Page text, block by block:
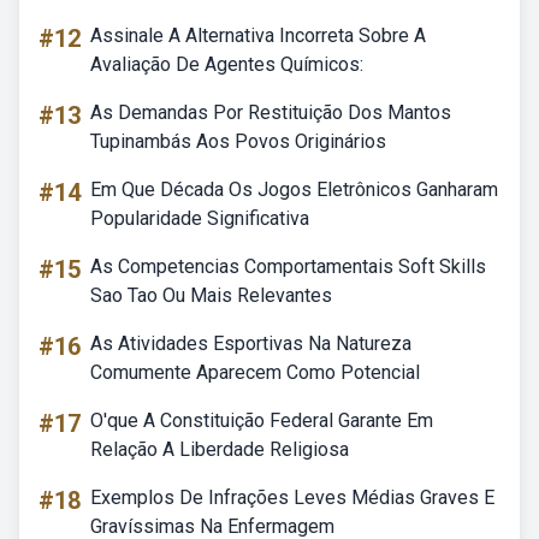
#12 Assinale A Alternativa Incorreta Sobre A
Avaliação De Agentes Químicos:
#13 As Demandas Por Restituição Dos Mantos
Tupinambás Aos Povos Originários
#14 Em Que Década Os Jogos Eletrônicos Ganharam
Popularidade Significativa
#15 As Competencias Comportamentais Soft Skills
Sao Tao Ou Mais Relevantes
#16 As Atividades Esportivas Na Natureza
Comumente Aparecem Como Potencial
#17 O'que A Constituição Federal Garante Em
Relação A Liberdade Religiosa
#18 Exemplos De Infrações Leves Médias Graves E
Gravíssimas Na Enfermagem